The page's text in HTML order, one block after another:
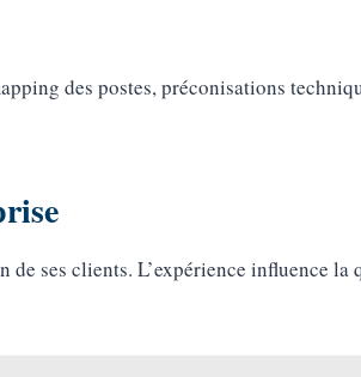
des postes, préconisations
ses clients. L’expérience influence